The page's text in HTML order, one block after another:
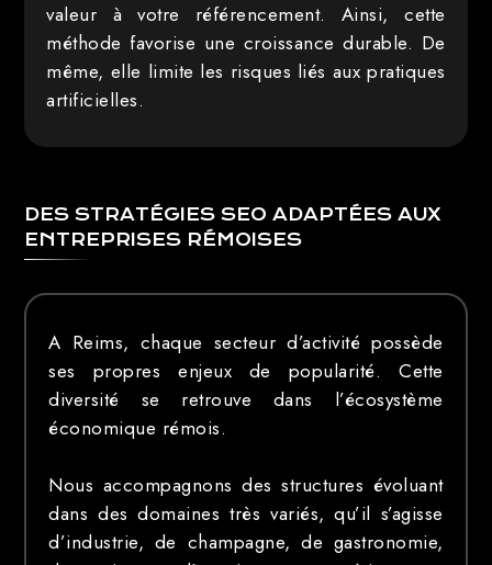
valeur à votre référencement. Ainsi, cette
méthode favorise une croissance durable. De
même, elle limite les risques liés aux pratiques
artificielles.
DES STRATÉGIES SEO ADAPTÉES AUX
ENTREPRISES RÉMOISES
A Reims, chaque secteur d’activité possède
ses propres enjeux de popularité. Cette
diversité se retrouve dans l’écosystème
économique rémois.
Nous accompagnons des structures évoluant
dans des domaines très variés, qu’il s’agisse
d’industrie, de champagne, de gastronomie,